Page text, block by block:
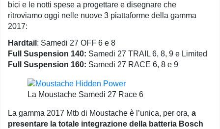
bici e le notti spese a progettare e disegnare che
ritroviamo oggi nelle nuove 3 piattaforme della gamma
2017:
Hardtail : Samedi 27 OFF 6 e 8
Full Suspension 140: Samedi 27 TRAIL 6, 8, 9 e Limited
Full Suspension 160: Samedi 27 RACE 6, 8 e 9
La Moustache Samedi 27 Race 6
La gamma 2017 Mtb di Moustache è l’unica, per ora, a
presentare la totale integrazione della batteria Bosch